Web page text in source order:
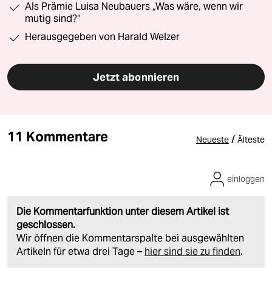
Als Prämie Luisa Neubauers „Was wäre, wenn wir
mutig sind?“
Herausgegeben von Harald Welzer
Jetzt abonnieren
11 Kommentare Neueste / Älteste
Die Kommentarfunktion unter diesem Artikel ist
geschlossen.
Wir öffnen die Kommentarspalte bei ausgewählten
Artikeln für etwa drei Tage – hier sind sie zu finden.
einloggen